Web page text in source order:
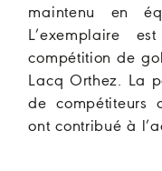
maintenu en
L’exemplaire
compétition de
Lacq Orthez. La
de compétiteurs
ont contribué à